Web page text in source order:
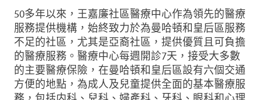
50多年以來，王嘉廉社區醫療中心作為領先的醫療
服務提供機構，始終致力於為曼哈頓和皇后區服務
不足的社區，尤其是亞裔社區，提供優質且可負擔
的醫療服務。醫療中心每週開診7天，接受大多數
的主要醫療保險，在曼哈頓和皇后區設有六個交通
方便的地點，為成人及兒童提供全面的基本醫療服